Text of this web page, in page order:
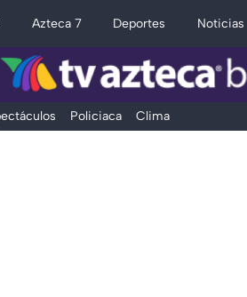
Azteca 7 Deportes Noticias
Policiaca Clima